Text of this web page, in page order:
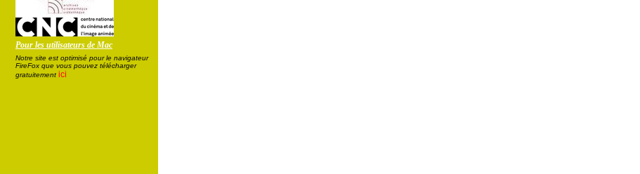
Pour les utilisateurs de Mac
Notre site est optimisé pour le navigateur
FireFox que vous pouvez télécharger
gratuitement ici